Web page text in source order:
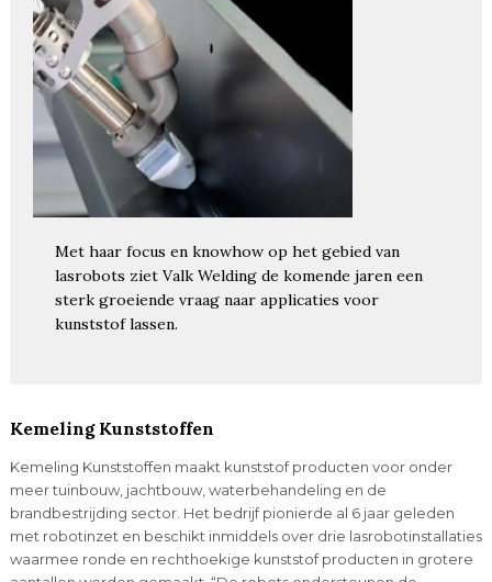
Met haar focus en knowhow op het gebied van
lasrobots ziet Valk Welding de komende jaren een
sterk groeiende vraag naar applicaties voor
kunststof lassen.
Kemeling Kunststoffen
Kemeling Kunststoffen maakt kunststof producten voor onder
meer tuinbouw, jachtbouw, waterbehandeling en de
brandbestrijding sector. Het bedrijf pionierde al 6 jaar geleden
met robotinzet en beschikt inmiddels over drie lasrobotinstallaties
waarmee ronde en rechthoekige kunststof producten in grotere